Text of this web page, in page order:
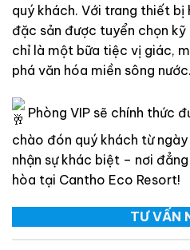
quý khách. Với trang thiết bị
đặc sản được tuyển chọn kỹ
chỉ là một bữa tiệc vị giác,
phá văn hóa miền sông nước.
Phòng VIP sẽ chính thức
chào đón quý khách từ
nhận sự khác biệt – nơi
hòa tại Cantho Eco Resort!
TƯ VẤN